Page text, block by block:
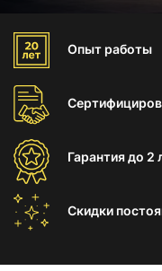
Опыт работы
Гарантиядо 2
Скидки